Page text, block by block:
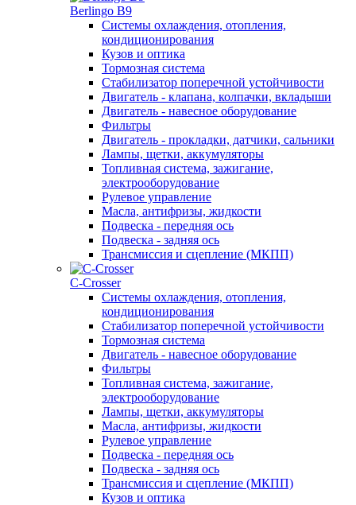
Berlingo B9
Системы охлаждения, отопления,
кондиционирования
Кузов и оптика
Тормозная система
Стабилизатор поперечной устойчивости
Двигатель - клапана, колпачки, вкладыши
Двигатель - навесное оборудование
Фильтры
Двигатель - прокладки, датчики, сальники
Лампы, щетки, аккумуляторы
Топливная система, зажигание,
электрооборудование
Рулевое управление
Масла, антифризы, жидкости
Подвеска - передняя ось
Подвеска - задняя ось
Трансмиссия и сцепление (МКПП)
С-Сrosser
Системы охлаждения, отопления,
кондиционирования
Стабилизатор поперечной устойчивости
Тормозная система
Двигатель - навесное оборудование
Фильтры
Топливная система, зажигание,
электрооборудование
Лампы, щетки, аккумуляторы
Масла, антифризы, жидкости
Рулевое управление
Подвеска - передняя ось
Подвеска - задняя ось
Трансмиссия и сцепление (МКПП)
Кузов и оптика